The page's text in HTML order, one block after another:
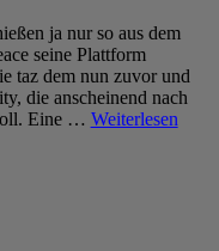
ja nur so aus dem
seine Plattform
taz dem nun zuvor und
die anscheinend nach
Eine … Weiterlesen